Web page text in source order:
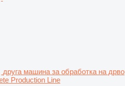
друга машина за обработка на дрво
Production Line